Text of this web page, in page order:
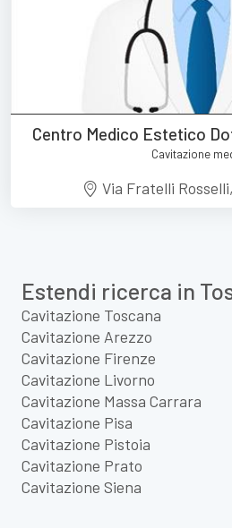
Centro Medico Estetico
Cavitazione
Via Fratelli
Estendi ricerca in
Cavitazione Toscana
Cavitazione Arezzo
Cavitazione Firenze
Cavitazione Livorno
Cavitazione Massa Carrara
Cavitazione Pisa
Cavitazione Pistoia
Cavitazione Prato
Cavitazione Siena